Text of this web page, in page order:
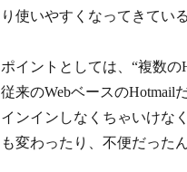
り使いやすくなってきてい
ポイントとしては、“複数の
従来のWebベースのHotmail
インインしなくちゃいけな
も変わったり、不便だった